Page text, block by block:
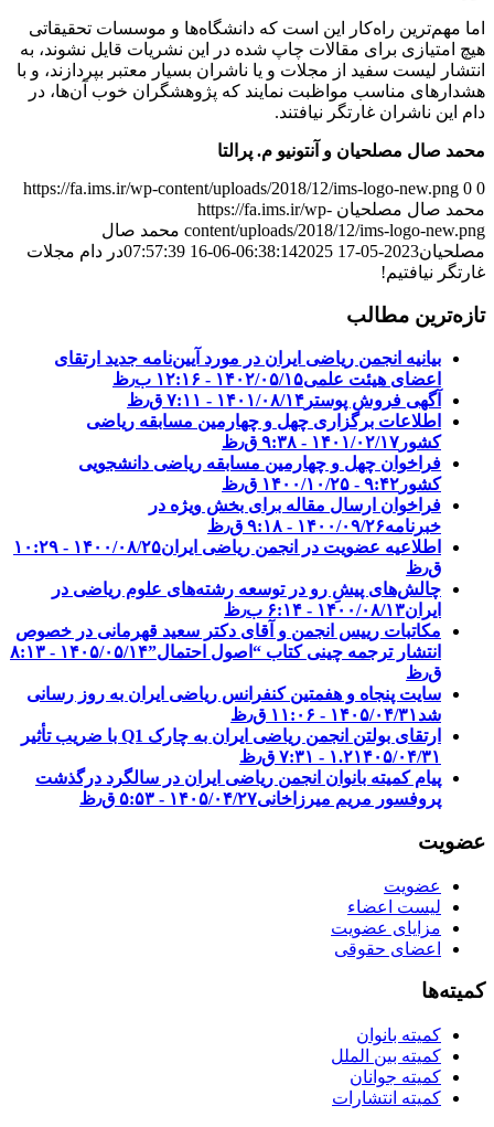
اما مهم‌ترین راه‌کار این است که دانشگاه‌ها و موسسات تحقیقاتی
هیچ امتیازی برای مقالات چاپ شده در این نشریات قایل نشوند، به
انتشار لیست سفید از مجلات و یا ناشران بسیار معتبر بپردازند، و با
هشدارهای مناسب مواظبت نمایند که پژوهشگران خوب آن‌ها، در
دام این ناشران غارتگر نیافتند.
محمد صال مصلحیان و آنتونیو م. پرالتا
https://fa.ims.ir/wp-content/uploads/2018/12/ims-logo-new.png 0 0
محمد صال مصلحیان https://fa.ims.ir/wp-
content/uploads/2018/12/ims-logo-new.png محمد صال
مصلحیان2023-05-17 06:38:14
2025-06-16 07:57:39
در دام مجلات
غارتگر نیافتیم!
تازه‌ترین مطالب
بیانیه انجمن ریاضی ایران در مورد آیین‌نامه جدید ارتقای
اعضای هیئت علمی۱۴۰۲/۰۵/۱۵ - ۱۲:۱۶ ب٫ظ
آگهی فروش پوستر ۱۴۰۱/۰۸/۱۴ - ۷:۱۱ ق٫ظ
اطلاعات برگزاری چهل و چهارمین مسابقه ریاضی
کشور ۱۴۰۱/۰۲/۱۷ - ۹:۳۸ ق٫ظ
فراخوان چهل و چهارمین مسابقه ریاضی دانشجویی
کشور‎‎ ۱۴۰۰/۱۰/۲۵ - ۹:۴۲ ق٫ظ
فراخوان ارسال مقاله برای بخش ویژه در
خبرنامه۱۴۰۰/۰۹/۲۶ - ۹:۱۸ ق٫ظ
اطلاعیه عضویت در انجمن ریاضی ایران
۱۴۰۰/۰۸/۲۵ - ۱۰:۲۹
ق٫ظ
چالش‌های پیشِ رو در توسعه رشته‌های علوم ریاضی در
ایران۱۴۰۰/۰۸/۱۳ - ۶:۱۴ ب٫ظ
مکاتبات رییس انجمن و آقای دکتر سعید قهرمانی در خصوص
انتشار ترجمه چینی کتاب “اصول احتمال”
۱۴۰۵/۰۵/۱۴ - ۸:۱۳
ق٫ظ
سایت پنجاه و هفمتین کنفرانس ریاضی ایران به روز رسانی
شد۱۴۰۵/۰۴/۳۱ - ۱۱:۰۶ ق٫ظ
ارتقای بولتن انجمن ریاضی ایران به چارک Q1 با ضریب تأثیر
۱.۲۱۴۰۵/۰۴/۳۱ - ۷:۳۱ ق٫ظ
پیام کمیته بانوان انجمن ریاضی ایران در سالگرد درگذشت
پروفسور مریم میرزاخانی۱۴۰۵/۰۴/۲۷ - ۵:۵۳ ق٫ظ
عضویت
عضویت
لیست اعضاء
مزایای عضویت
اعضای حقوقی
کمیته‌ها
کمیته بانوان
کمیته بین الملل
کمیته جوانان
کمیته انتشارات